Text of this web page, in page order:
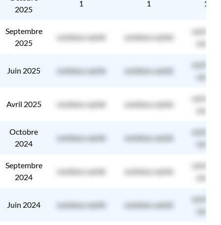
2025
1 1 1
Septembre
2025
contenu caché contenu caché
contenu
caché
Juin 2025 contenu caché contenu caché
contenu
caché
Avril 2025 contenu caché contenu caché
contenu
caché
Octobre
2024
contenu caché contenu caché
contenu
caché
Septembre
2024
contenu caché contenu caché
contenu
caché
Juin 2024 contenu caché contenu caché
contenu
caché